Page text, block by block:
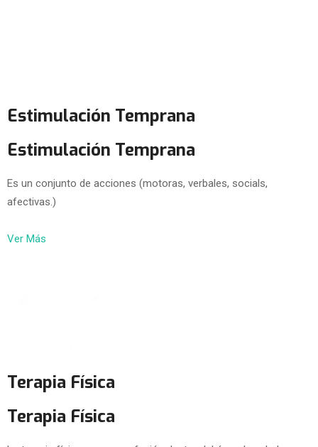
Estimulación Temprana
Estimulación Temprana
Es un conjunto de acciones (motoras, verbales, socials,
afectivas.)
Ver Más
Terapia Física
Terapia Física